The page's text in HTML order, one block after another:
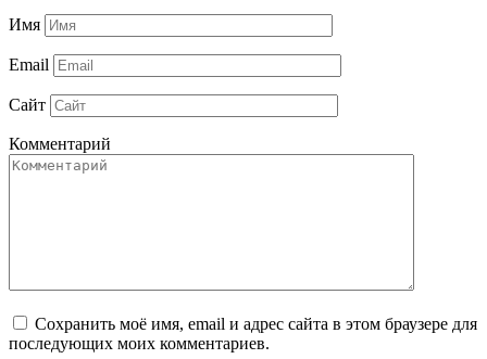
Имя
Email
Сайт
Комментарий
Сохранить моё имя, email и адрес сайта в этом браузере для
последующих моих комментариев.